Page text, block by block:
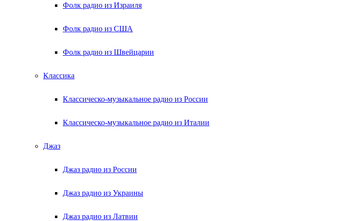
Фолк радио из Израиля
Фолк радио из США
Фолк радио из Швейцарии
Классика
Классическо-музыкальное радио из России
Классическо-музыкальное радио из Италии
Джаз
Джаз радио из России
Джаз радио из Украины
Джаз радио из Латвии